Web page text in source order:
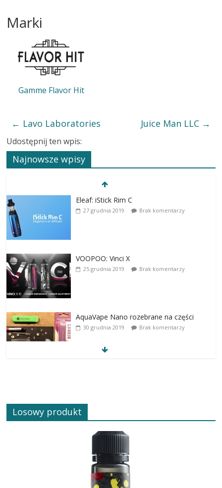
Marki
Gamme Flavor Hit
← Lavo Laboratories Juice Man LLC →
Udostępnij ten wpis:
Najnowsze wpisy
Eleaf: iStick Rim C
27 grudnia 2019 Brak komentarzy
VOOPOO: Vinci X
25 grudnia 2019 Brak komentarzy
AquaVape Nano rozebrane na części
30 grudnia 2019 Brak komentarzy
Losowy produkt